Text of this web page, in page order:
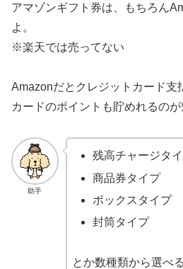
アマゾンギフト券は、もちろん
よ。
※楽天では売ってない
Amazonだとクレジットカード支
カードのポイントも貯めれるのが
助手
残高チャージタ
商品券タイプ
ボックスタイプ
封筒タイプ
とか数種類から選べ